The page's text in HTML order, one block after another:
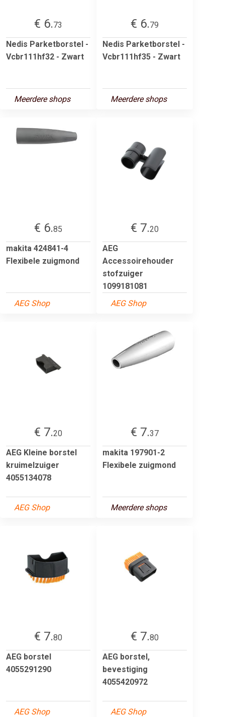
€ 6.73
Nedis Parketborstel -
Vcbr111hf32 - Zwart
Meerdere shops
€ 6.79
Nedis Parketborstel -
Vcbr111hf35 - Zwart
Meerdere shops
€ 6.85
makita 424841-4
Flexibele zuigmond
AEG Shop
€ 7.20
AEG
Accessoirehouder
stofzuiger
1099181081
AEG Shop
€ 7.20
AEG Kleine borstel
kruimelzuiger
4055134078
AEG Shop
€ 7.37
makita 197901-2
Flexibele zuigmond
Meerdere shops
€ 7.80
AEG borstel
4055291290
AEG Shop
€ 7.80
AEG borstel,
bevestiging
4055420972
AEG Shop